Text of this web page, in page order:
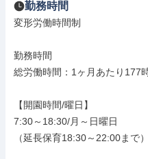
勤務時間
変形労働時間制
勤務時間
総労働時間：1ヶ月あたり177
【開園時間/曜日】
7:30～18:30/月～日曜日
（延長保育18:30～22:00まで）